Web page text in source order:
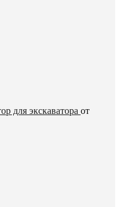
для экскаватора от